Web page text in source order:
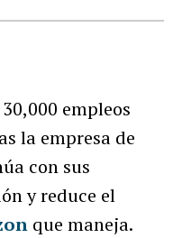
empleos
la empresa de
con sus
y reduce el
que maneja.